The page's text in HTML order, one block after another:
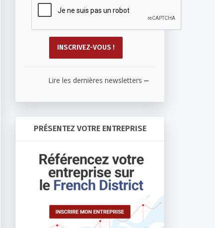
Lire les dernières newsletters ...
PRÉSENTEZ VOTRE ENTREPRISE